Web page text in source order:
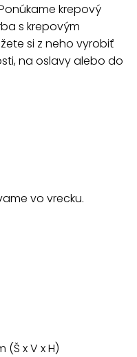
krepový
s krepovým
si z neho vyrobiť
na oslavy alebo do
vo vrecku.
(Š x V x H)